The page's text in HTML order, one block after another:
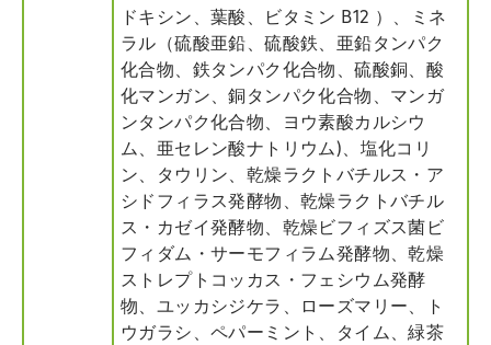
ドキシン、葉酸、ビタミン B12 ）、ミネ
ラル（硫酸亜鉛、硫酸鉄、亜鉛タンパク
化合物、鉄タンパク化合物、硫酸銅、酸
化マンガン、銅タンパク化合物、マンガ
ンタンパク化合物、ヨウ素酸カルシウ
ム、亜セレン酸ナトリウム)、塩化コリ
ン、タウリン、乾燥ラクトバチルス・ア
シドフィラス発酵物、乾燥ラクトバチル
ス・カゼイ発酵物、乾燥ビフィズス菌ビ
フィダム・サーモフィラム発酵物、乾燥
ストレプトコッカス・フェシウム発酵
物、ユッカシジケラ、ローズマリー、ト
ウガラシ、ペパーミント、タイム、緑茶